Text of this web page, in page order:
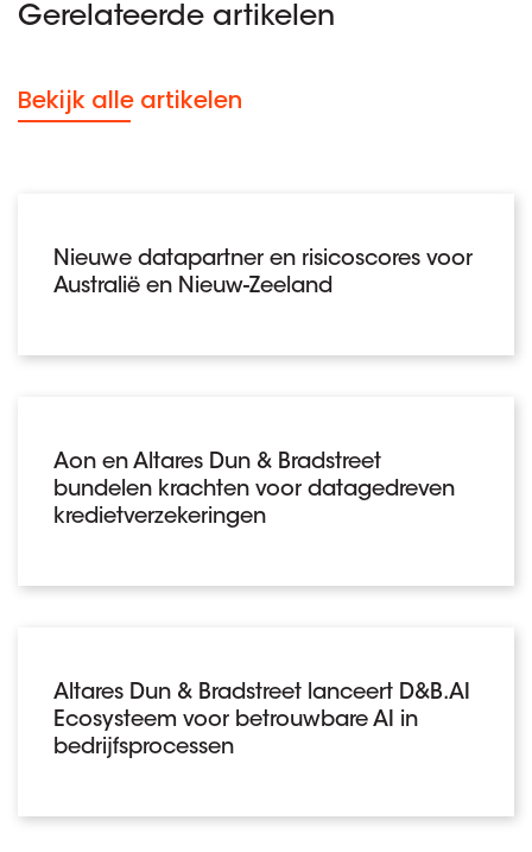
Gerelateerde artikelen
Bekijk alle artikelen
Nieuwe datapartner en risicoscores voor
Australië en Nieuw-Zeeland
Aon en Altares Dun & Bradstreet
bundelen krachten voor datagedreven
kredietverzekeringen
Altares Dun & Bradstreet lanceert D&B.AI
Ecosysteem voor betrouwbare AI in
bedrijfsprocessen